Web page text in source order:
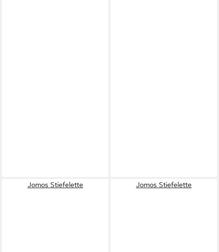
Jomos Stiefelette Jomos Stiefelette